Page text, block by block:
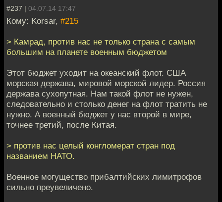
#237 | 04.07.14 17:47
Кому: Korsar, #215
> Камрад, против нас не только страна с самым
большим на планете военным бюджетом
Этот бюджет уходит на океанский флот. США
морская держава, мировой морской лидер. Россия
держава сухопутная. Нам такой флот не нужен,
следовательно и столько денег на флот тратить не
нужно. А военный бюджет у нас второй в мире,
точнее третий, после Китая.
> против нас целый конгломерат стран под
названием НАТО.
Военное могущество прибалтийских лимитрофов
сильно преувеличено.